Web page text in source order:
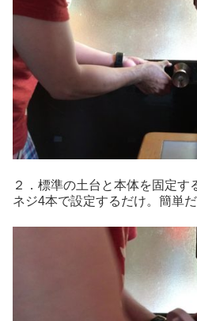
２．標準の土台と本体を固定す
ネジ4本で設定するだけ。簡単だ